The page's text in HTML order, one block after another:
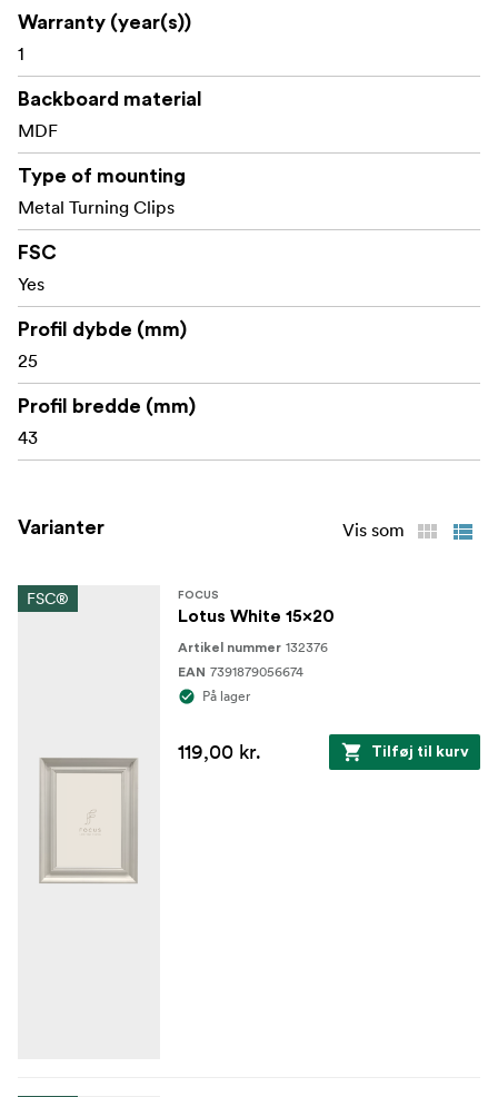
Warranty (year(s))
1
Backboard material
MDF
Type of mounting
Metal Turning Clips
FSC
Yes
Profil dybde (mm)
25
Profil bredde (mm)
43
Varianter Vis som
FSC® FOCUS
Lotus White 15x20
Artikel nummer 132376
EAN 7391879056674
På lager
119,00 kr. Tilføj til kurv